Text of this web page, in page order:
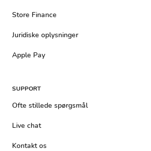
Store Finance
Juridiske oplysninger
Apple Pay
SUPPORT
Ofte stillede spørgsmål
Live chat
Kontakt os